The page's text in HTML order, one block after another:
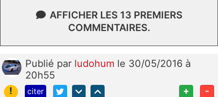
AFFICHER LES 13 PREMIERS
COMMENTAIRES.
Publié par ludohum le 30/05/2016 à
20h55
!
citer + -